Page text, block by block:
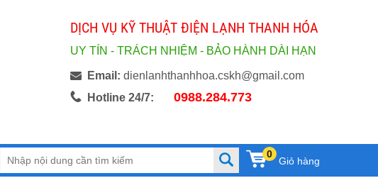
DỊCH VỤ KỸ THUẬT ĐIỆN LẠNH THANH HÓA
UY TÍN - TRÁCH NHIỆM - BẢO HÀNH DÀI HẠN
Email: dienlanhthanhhoa.cskh@gmail.com
Hotline 24/7:
0988.284.773
0
Giỏ hàng